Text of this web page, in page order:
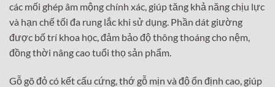
các mối ghép âm mộng chính xác, giúp tăng khả năng chịu lực
và hạn chế tối đa rung lắc khi sử dụng. Phần dát giường
được bố trí khoa học, đảm bảo độ thông thoáng cho nệm,
đồng thời nâng cao tuổi thọ sản phẩm.
Gỗ gõ đỏ có kết cấu cứng, thớ gỗ mịn và độ ổn định cao, giúp